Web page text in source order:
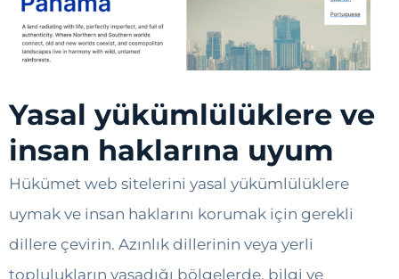
Yasal yükümlülüklere ve
insan haklarına uyum
Hükümet web sitelerini yasal yükümlülüklere
uymak ve insan haklarını korumak için gerekli
dillere çevirin. Azınlık dillerinin veya yerli
toplulukların yaşadığı bölgelerde, bilgi ve